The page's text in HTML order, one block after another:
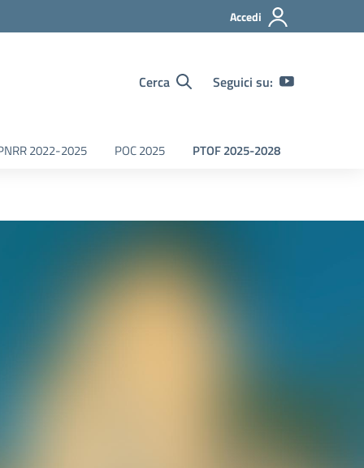
Accedi
Cerca Seguici su:
2022-2025 POC 2025 PTOF 2025-2028